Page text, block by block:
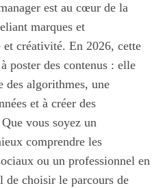
est au cœur de la
marques et
créativité. En 2026, cette
poster des contenus : elle
des algorithmes, une
et à créer des
vous soyez un
comprendre les
ou un professionnel en
de choisir le parcours de